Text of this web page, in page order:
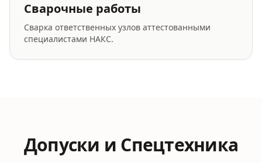
Сварочные работы
Сварка ответственных узлов аттестованными
специалистами НАКС.
Допуски и Спецтехника